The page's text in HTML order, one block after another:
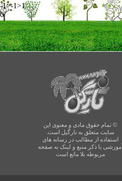
-1>-1>1
0
© تمام حقوق مادی و معنوی این
سایت متعلق به نارگیل است.
استفاده از مطالب در رسانه های
آموزشی با ذکر منبع و لینک به صفحه
مربوطه بلا مانع است